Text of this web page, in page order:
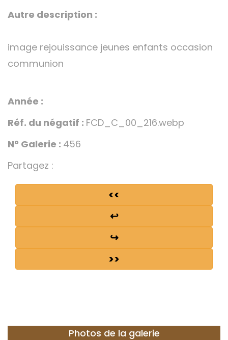
Autre description :
image rejouissance jeunes enfants occasion
communion
Année :
Réf. du négatif : FCD_C_00_216.webp
N° Galerie : 456
Partagez :
<<
↩
↪
>>
Photos de la galerie